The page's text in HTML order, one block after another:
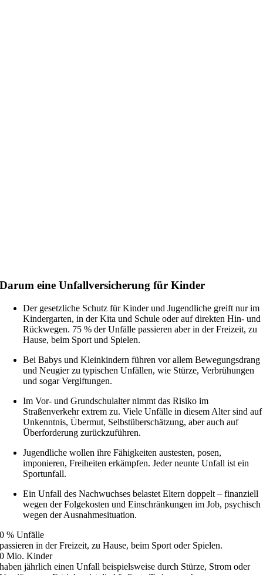
Darum eine Unfallversicherung für Kinder
Der gesetzliche Schutz für Kinder und Jugendliche greift nur im
Kindergarten, in der Kita und Schule oder auf direkten Hin- und
Rückwegen. 75 % der Unfälle passieren aber in der Freizeit, zu
Hause, beim Sport und Spielen.
Bei Babys und Kleinkindern führen vor allem Bewegungsdrang
und Neugier zu typischen Unfällen, wie Stürze, Verbrühungen
und sogar Vergiftungen.
Im Vor- und Grundschulalter nimmt das Risiko im
Straßenverkehr extrem zu. Viele Unfälle in diesem Alter sind auf
Unkenntnis, Übermut, Selbstüberschätzung, aber auch auf
Überforderung zurückzuführen.
Jugendliche wollen ihre Fähigkeiten austesten, posen,
imponieren, Freiheiten erkämpfen. Jeder neunte Unfall ist ein
Sportunfall.
Ein Unfall des Nachwuchses belastet Eltern doppelt – finanziell
wegen der Folgekosten und Einschränkungen im Job, psychisch
wegen der Ausnahmesituation.
0 % Unfälle
passieren in der Freizeit, zu Hause, beim Sport oder Spielen.
0 Mio. Kinder
haben jährlich einen Unfall beispielsweise durch Stürze, Strom oder